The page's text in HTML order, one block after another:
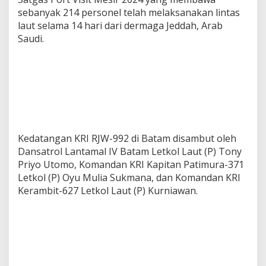
sebanyak 214 personel telah melaksanakan lintas
laut selama 14 hari dari dermaga Jeddah, Arab
Saudi.
Kedatangan KRI RJW-992 di Batam disambut oleh
Dansatrol Lantamal IV Batam Letkol Laut (P) Tony
Priyo Utomo, Komandan ⁠KRI Kapitan Patimura-371
Letkol (P) Oyu Mulia Sukmana, dan Komandan KRI
Kerambit-627 Letkol Laut (P) Kurniawan.